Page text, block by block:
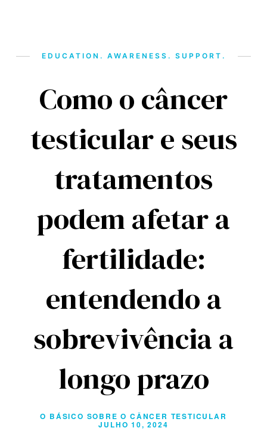
EDUCATION. AWARENESS. SUPPORT.
Como o câncer
testicular e seus
tratamentos
podem afetar a
fertilidade:
entendendo a
sobrevivência a
longo prazo
O BÁSICO SOBRE O CÂNCER TESTICULAR
JULHO 10, 2024